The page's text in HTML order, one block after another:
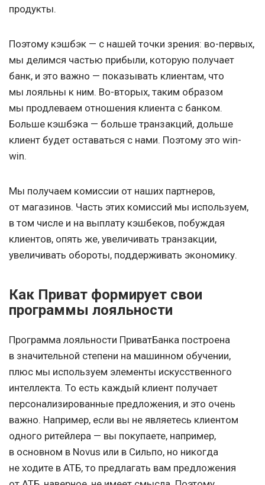
продукты.
Поэтому кэшбэк — с нашей точки зрения: во-первых,
мы делимся частью прибыли, которую получает
банк, и это важно — показывать клиентам, что
мы лояльны к ним. Во-вторых, таким образом
мы продлеваем отношения клиента с банком.
Больше кэшбэка — больше транзакций, дольше
клиент будет оставаться с нами. Поэтому это win-
win.
Мы получаем комиссии от наших партнеров,
от магазинов. Часть этих комиссий мы используем,
в том числе и на выплату кэшбеков, побуждая
клиентов, опять же, увеличивать транзакции,
увеличивать обороты, поддерживать экономику.
Как Приват формирует свои
программы лояльности
Программа лояльности ПриватБанка построена
в значительной степени на машинном обучении,
плюс мы используем элементы искусственного
интеллекта. То есть каждый клиент получает
персонализированные предложения, и это очень
важно. Например, если вы не являетесь клиентом
одного ритейлера — вы покупаете, например,
в основном в Novus или в Сильпо, но никогда
не ходите в АТБ, то предлагать вам предложения